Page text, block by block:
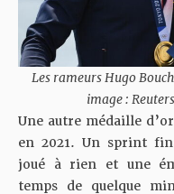
Les rameurs Hugo
image :
Une autre médaille
en 2021. Un sprint
joué à rien et une
temps de quelque